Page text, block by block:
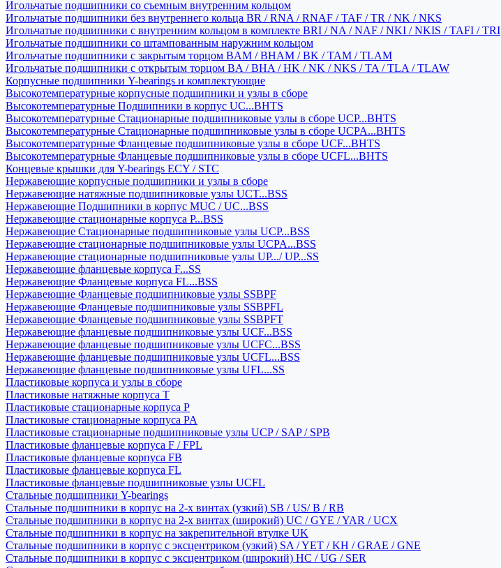
Игольчатые подшипники со съемным внутренним кольцом
Игольчатые подшипники без внутреннего кольца BR / RNA / RNAF / TAF / TR / NK / NKS
Игольчатые подшипники с внутренним кольцом в комплекте BRI / NA / NAF / NKI / NKIS / TAFI / TRI
Игольчатые подшипники со штампованным наружним кольцом
Игольчатые подшипники с закрытым торцом BAM / BHAM / BK / TAM / TLAM
Игольчатые подшипники с открытым торцом BA / BHA / HK / NK / NKS / TA / TLA / TLAW
Корпусные подшипники Y-bearings и комплектующие
Высокотемпературные корпусные подшипники и узлы в сборе
Высокотемпературные Подшипники в корпус UC...BHTS
Высокотемпературные Стационарные подшипниковые узлы в сборе UCP...BHTS
Высокотемпературные Стационарные подшипниковые узлы в сборе UCPA...BHTS
Высокотемпературные Фланцевые подшипниковые узлы в сборе UCF...BHTS
Высокотемпературные Фланцевые подшипниковые узлы в сборе UCFL...BHTS
Концевые крышки для Y-bearings ECY / STC
Нержавеющие корпусные подшипники и узлы в сборе
Нержавеющие натяжные подшипниковые узлы UCT...BSS
Нержавеющие Подшипники в корпус MUC / UC...BSS
Нержавеющие стационарные корпуса P...BSS
Нержавеющие Стационарные подшипниковые узлы UCP...BSS
Нержавеющие стационарные подшипниковые узлы UCPA...BSS
Нержавеющие стационарные подшипниковые узлы UP.../ UP...SS
Нержавеющие фланцевые корпуса F...SS
Нержавеющие Фланцевые корпуса FL...BSS
Нержавеющие Фланцевые подшипниковые узлы SSBPF
Нержавеющие Фланцевые подшипниковые узлы SSBPFL
Нержавеющие Фланцевые подшипниковые узлы SSBPFT
Нержавеющие фланцевые подшипниковые узлы UCF...BSS
Нержавеющие фланцевые подшипниковые узлы UCFC...BSS
Нержавеющие фланцевые подшипниковые узлы UCFL...BSS
Нержавеющие фланцевые подшипниковые узлы UFL...SS
Пластиковые корпуса и узлы в сборе
Пластиковые натяжные корпуса T
Пластиковые стационарные корпуса P
Пластиковые стационарные корпуса PA
Пластиковые стационарные подшипниковые узлы UCP / SAP / SPB
Пластиковые фланцевые корпуса F / FPL
Пластиковые фланцевые корпуса FB
Пластиковые фланцевые корпуса FL
Пластиковые фланцевые подшипниковые узлы UCFL
Стальные подшипники Y-bearings
Стальные подшипники в корпус на 2-х винтах (узкий) SB / US/ B / RB
Стальные подшипники в корпус на 2-х винтах (широкий) UC / GYE / YAR / UCX
Стальные подшипники в корпус на закрепительной втулке UK
Стальные подшипники в корпус с эксцентриком (узкий) SA / YET / KH / GRAE / GNE
Стальные подшипники в корпус с эксцентриком (широкий) HC / UG / SER